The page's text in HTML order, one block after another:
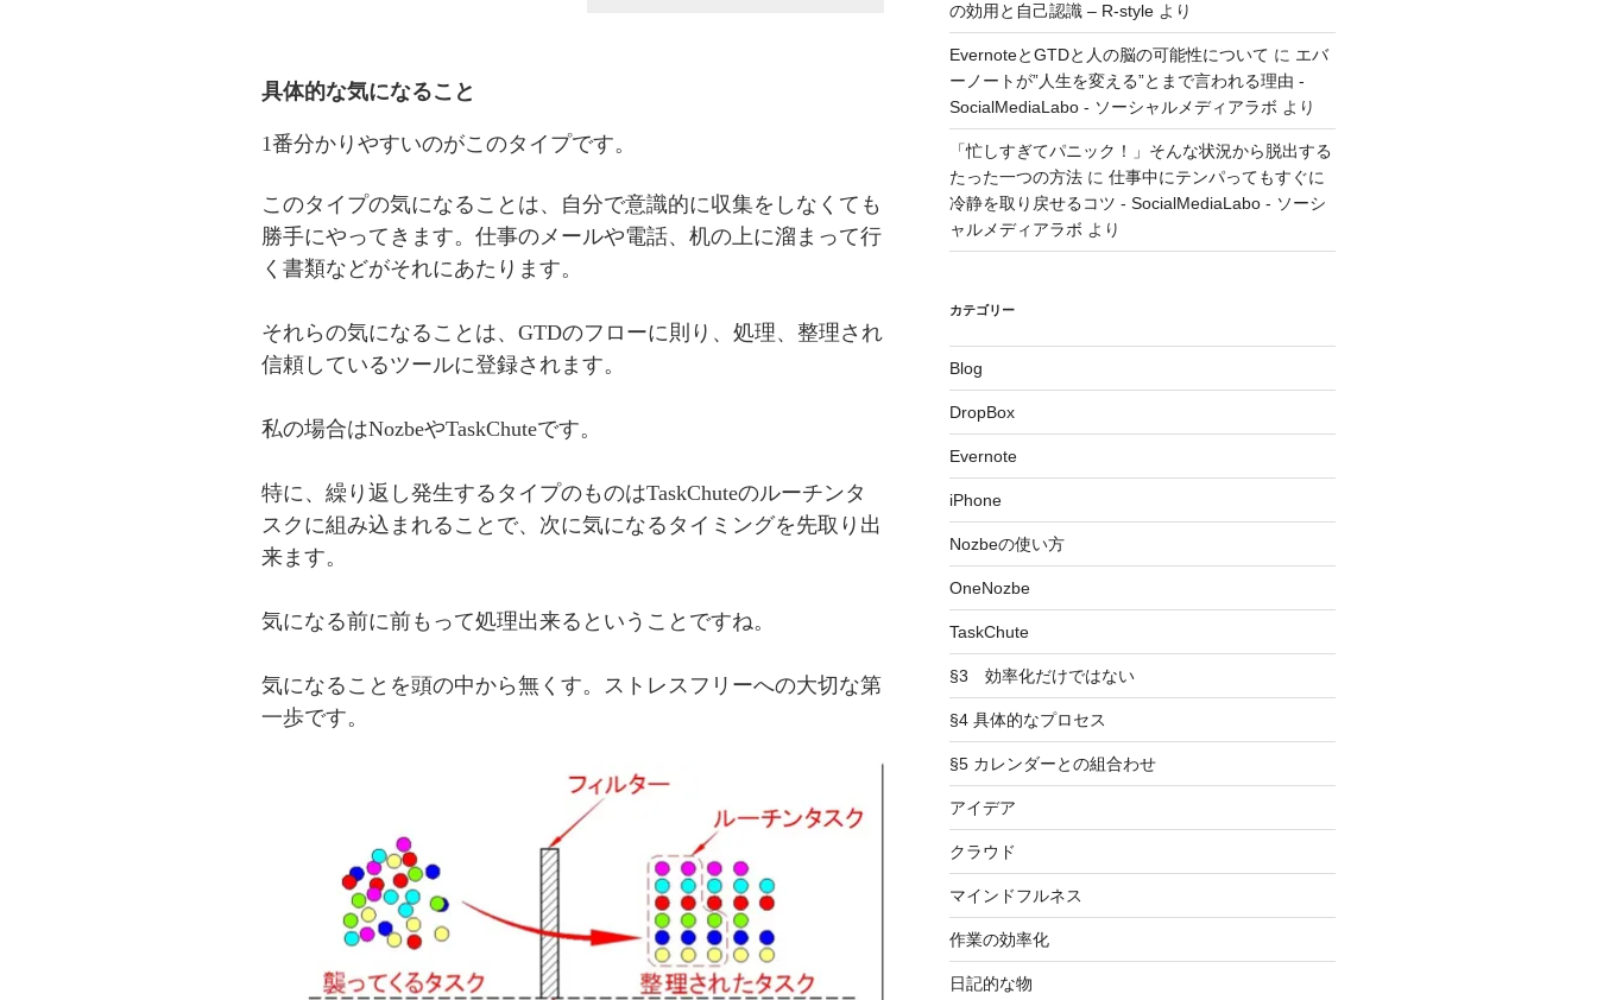
具体的な気になること
1番分かりやすいのがこのタイプです。
このタイプの気になることは、自分で意識的に収集をしなくても
勝手にやってきます。仕事のメールや電話、机の上に溜まって行
く書類などがそれにあたります。
それらの気になることは、GTDのフローに則り、処理、整理され
信頼しているツールに登録されます。
私の場合はNozbeやTaskChuteです。
特に、繰り返し発生するタイプのものはTaskChuteのルーチンタ
スクに組み込まれることで、次に気になるタイミングを先取り出
来ます。
気になる前に前もって処理出来るということですね。
気になることを頭の中から無くす。ストレスフリーへの大切な第
一歩です。
の効用と自己認識 – R-styleより
EvernoteとGTDと人の脳の可能性について に エバ
ーノートが”人生を変える”とまで言われる理由 -
SocialMediaLabo - ソーシャルメディアラボ より
「忙しすぎてパニック！」そんな状況から脱出する
たった一つの方法に 仕事中にテンパってもすぐに
冷静を取り戻せるコツ - SocialMediaLabo - ソーシ
ャルメディアラボ より
カテゴリー
Blog
DropBox
Evernote
iPhone
Nozbeの使い方
OneNozbe
TaskChute
§3 効率化だけではない
§4 具体的なプロセス
§5 カレンダーとの組合わせ
アイデア
クラウド
マインドフルネス
作業の効率化
日記的な物